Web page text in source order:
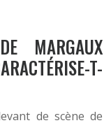
MARGAUX
T-
de scène de